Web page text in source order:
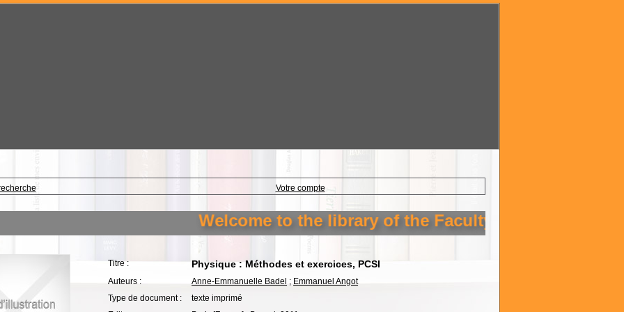
Votre compte
Welcome to the library of the Faculty of Technology
Titre : Physique : Méthodes et exercices, PCSI
Auteurs : Anne-Emmanuelle Badel ; Emmanuel Angot
Type de document :
texte imprimé